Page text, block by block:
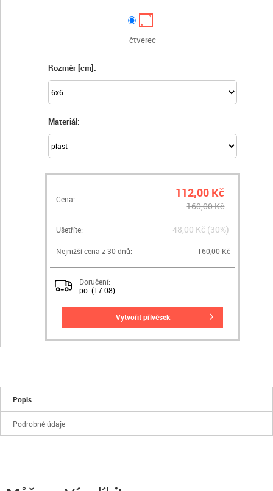
čtverec
Rozměr [cm]:
Materiál:
Cena: 112,00 Kč
160,00 Kč
Ušetříte: 48,00 Kč (30%)
Nejnižší cena z 30 dnů: 160,00 Kč
Doručení:
po. (17.08)
vytvořit přívěsek
Popis
Podrobné údaje